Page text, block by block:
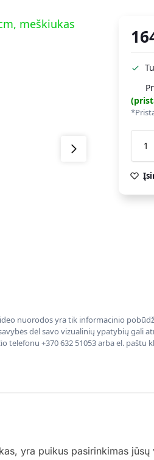
nuorodos yra tik informacinio
dėl savo vizualinių ypatybių gali
telefonu +370 632 51053 arba el. paštu
yra puikus pasirinkimas